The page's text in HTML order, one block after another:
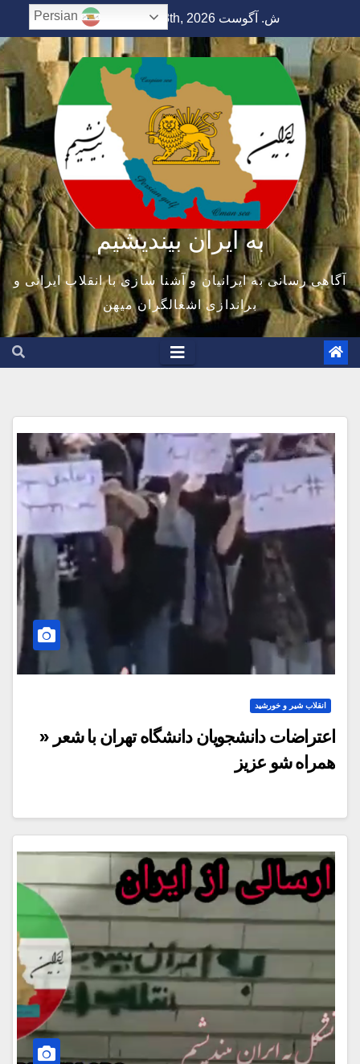
to
content
ش. آگوست 8th, 2026 1:13:59 PM
به ایران بیندیشیم
آگاهی رسانی به ایرانیان و آشنا سازی با انقلاب ایرانی و
براندازی اشغالگران میهن
انقلاب شیر و خورشید
اعتراضات دانشجویان دانشگاه تهران با شعر «
همراه شو عزیز